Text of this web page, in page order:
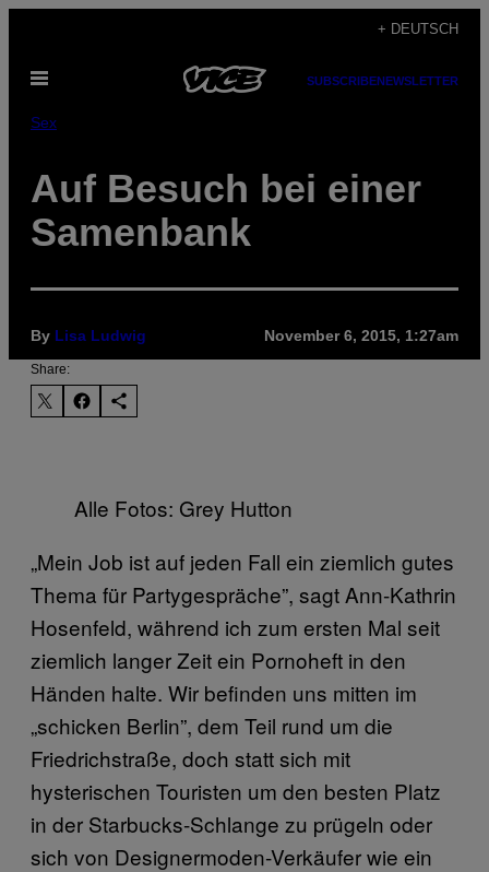
content
+ DEUTSCH
Open
SUBSCRIBENEWSLETTER
Sex
Auf Besuch bei einer
Samenbank
By Lisa Ludwig November 6, 2015, 1:27am
Share:
Alle Fotos: Grey Hutton
„Mein Job ist auf jeden Fall ein ziemlich gutes
Thema für Partygespräche”, sagt Ann-Kathrin
Hosenfeld, während ich zum ersten Mal seit
ziemlich langer Zeit ein Pornoheft in den
Händen halte. Wir befinden uns mitten im
„schicken Berlin”, dem Teil rund um die
Friedrichstraße, doch statt sich mit
hysterischen Touristen um den besten Platz
in der Starbucks-Schlange zu prügeln oder
sich von Designermoden-Verkäufer wie ein